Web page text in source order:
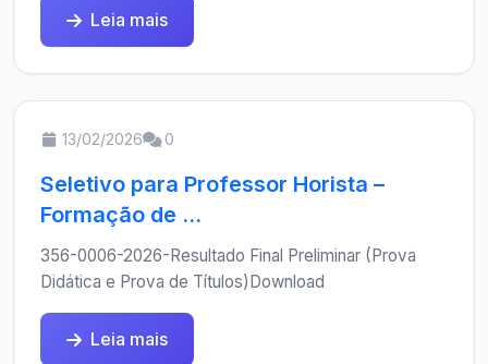
Leia mais
13/02/2026 0
Seletivo para Professor Horista –
Formação de ...
356-0006-2026-Resultado Final Preliminar (Prova
Didática e Prova de Títulos)Download
Leia mais